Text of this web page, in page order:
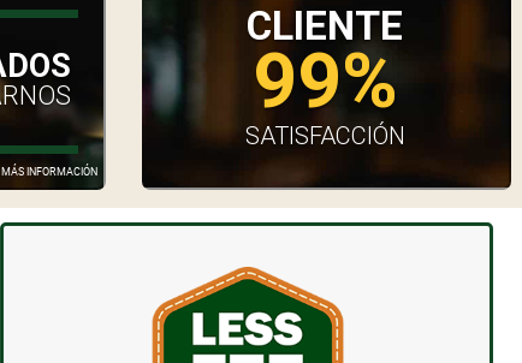
MÁS INFORMACIÓN
CLIENTE
99%
SATISFACCIÓN